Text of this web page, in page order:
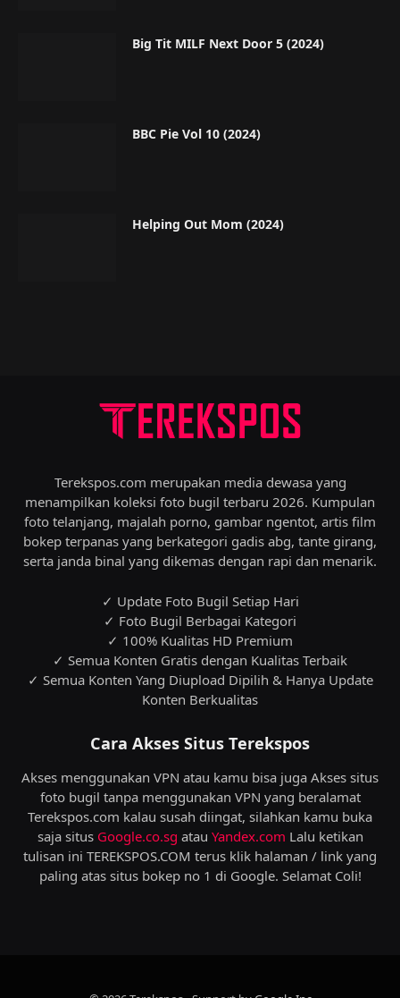
Big Tit MILF Next Door 5 (2024)
BBC Pie Vol 10 (2024)
Helping Out Mom (2024)
Terekspos.com merupakan media dewasa yang
menampilkan koleksi foto bugil terbaru 2026. Kumpulan
foto telanjang, majalah porno, gambar ngentot, artis film
bokep terpanas yang berkategori gadis abg, tante girang,
serta janda binal yang dikemas dengan rapi dan menarik.
✓ Update Foto Bugil Setiap Hari
✓ Foto Bugil Berbagai Kategori
✓ 100% Kualitas HD Premium
✓ Semua Konten Gratis dengan Kualitas Terbaik
✓ Semua Konten Yang Diupload Dipilih & Hanya Update
Konten Berkualitas
Cara Akses Situs Terekspos
Akses menggunakan VPN atau kamu bisa juga Akses situs
foto bugil tanpa menggunakan VPN yang beralamat
Terekspos.com kalau susah diingat, silahkan kamu buka
saja situs Google.co.sg atau Yandex.com Lalu ketikan
tulisan ini TEREKSPOS.COM terus klik halaman / link yang
paling atas situs bokep no 1 di Google. Selamat Coli!